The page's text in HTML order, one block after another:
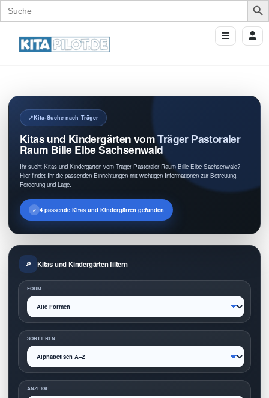
Search
for:
Kita-Suche nach Träger
Kitas und Kindergärten vom Träger Pastoraler
Raum Bille Elbe Sachsenwald
Ihr sucht Kitas und Kindergärten vom Träger Pastoraler Raum Bille Elbe Sachsenwald?
Hier findet Ihr die passenden Einrichtungen mit wichtigen Informationen zur Betreuung,
Förderung und Lage.
4 passende Kitas und Kindergärten gefunden
Kitas und Kindergärten filtern
FORM
SORTIEREN
ANZEIGE